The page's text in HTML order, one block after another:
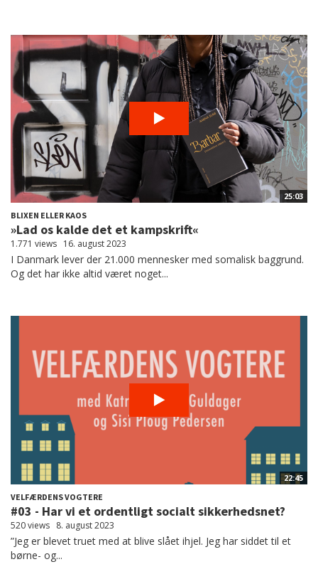
25:03
BLIXEN ELLER KAOS
»Lad os kalde det et kampskrift«
1.771 views 16. august 2023
I Danmark lever der 21.000 mennesker med somalisk baggrund.
Og det har ikke altid været noget...
22:45
VELFÆRDENS VOGTERE
#03 - Har vi et ordentligt socialt sikkerhedsnet?
520 views 8. august 2023
”Jeg er blevet truet med at blive slået ihjel. Jeg har siddet til et
børne- og...